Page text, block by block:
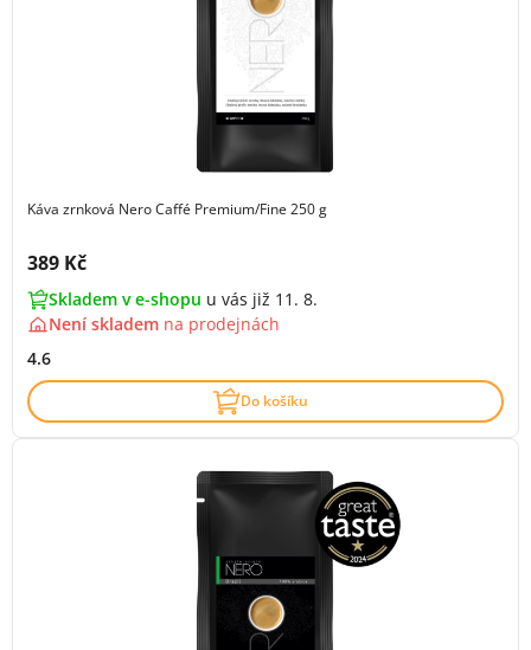
Káva zrnková Nero Caffé Premium/Fine 250 g
Cena s DPH:
389 Kč
Skladem v e-shopu u vás již 11. 8.
Není skladem na prodejnách
4.6
Do košíku